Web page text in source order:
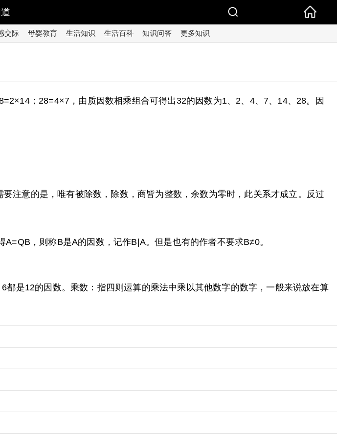
交际 母婴教育 生活知识 生活百科 知识问答 更多知识
；28=4×7，由质因数相乘组合可得出32的因数为1、2、4、7、14、28。因
注意的是，唯有被除数，除数，商皆为整数，余数为零时，此关系才成立。反过
，则称B是A的因数，记作B|A。但是也有的作者不要求B≠0。
是12的因数。乘数：指四则运算的乘法中乘以其他数字的数字，一般来说放在算